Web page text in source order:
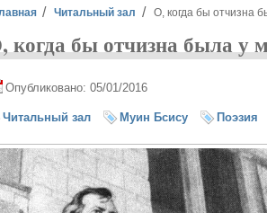
здесьЧитальный зал О, когда бы отчизна
когда бы отчизна была у
Опубликовано: 05/01/2016
Читальный зал Муин Бсису Поэзия